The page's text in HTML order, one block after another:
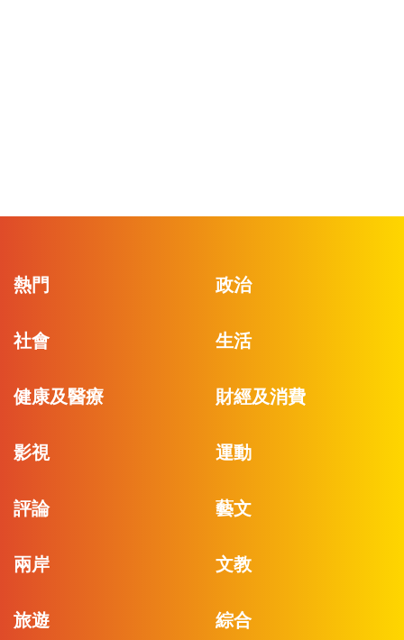
熱門 政治
社會 生活
健康及醫療 財經及消費
影視 運動
評論 藝文
兩岸 文教
旅遊 綜合